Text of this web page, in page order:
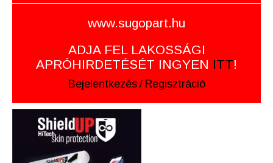
www.sugopart.hu
ADJA FEL LAKOSSÁGI
APRÓHIRDETÉSÉT INGYEN ITT!
Bejelentkezés / Regisztráció